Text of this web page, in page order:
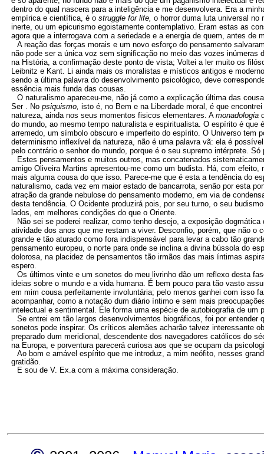
dentro do qual nascera para a inteligência e me desenvolvera. Era a
empírica e científica, é o struggle for life, o horror duma luta universal no
inerte, ou um epicurismo egoistamente contemplativo. Eram estas as
agora que a interrogava com a seriedade e a energia de quem, antes de
A reação das forças morais e um novo esforço do pensamento
não pode ser a única voz sem significação no meio das vozes
na História, a confirmação deste ponto de vista; Voltei a ler muito os
Leibnitz e Kant. Li ainda mais os moralistas e místicos antigos e
sendo a última palavra do desenvolvimento psicológico, deve
essência mais funda das cousas.
O naturalismo apareceu-me, não já como a explicação última das
Ser . No psiquismo, isto é, no Bem e na Liberdade moral, é que
natureza, ainda nos seus momentos fisicos elementares. A monadologia
do mundo, ao mesmo tempo naturalista e espiritualista. O espírito é
arremedo, um símbolo obscuro e imperfeito do espírito. O Universo tem
determinismo inflexível da natureza, não é uma palavra vã: ela é
pelo contrário o senhor do mundo, porque é o seu supremo intérprete.
Estes pensamentos e muitos outros, mas concatenados
amigo Oliveira Martins apresentou-me como um budista. Há, com
mais alguma cousa do que isso. Parece-me que é esta a tendência do
naturalismo, cada vez em maior estado de bancarrota, senão por esta
atração da grande nebulose do pensamento moderno, em via de
desta tendência. O Ocidente produzirá pois, por seu turno, o seu
lados, em melhores condições do que o Oriente.
Não sei se poderei realizar, como tenho desejo, a exposição
atividade dos anos que me restam a viver. Desconfio, porém, que não
grande e tão aturado como fora indispensável para levar a cabo tão
pensamento europeu, o norte para onde se inclina a divina bússola do
dolorosa, na placidez de pensamentos tão irmãos das mais íntimas
espero.
Os últimos vinte e um sonetos do meu livrinho dão um reflexo desta
ideias sobre o mundo e a vida humana. É bem pouco para tão vasto
em mim cousa perfeitamente involuntária; pelo menos ganhei com isso
acompanhar, como a notação dum diário íntimo e sem mais
intelectual e sentimental. Ele forma uma espécie de autobiografia de
Se entrei em tão largos desenvolvimentos biográficos, foi por
sonetos pode inspirar. Os críticos alemães acharão talvez interessante
preparado dum meridional, descendente dos navegadores católicos do
na Europa, e porventura parecerá curiosa aos que se ocupam da
Ao bom e amável espírito que me introduz, a mim neófito, nesses
gratidão.
E sou de V. Ex.a com a máxima consideração.